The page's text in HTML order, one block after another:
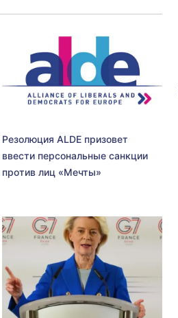
Резолюция ALDE призовет
ввести персональные санкции
против лиц «Мечты»